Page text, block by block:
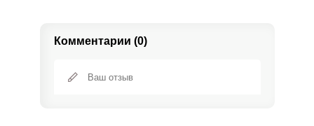
Комментарии (0)